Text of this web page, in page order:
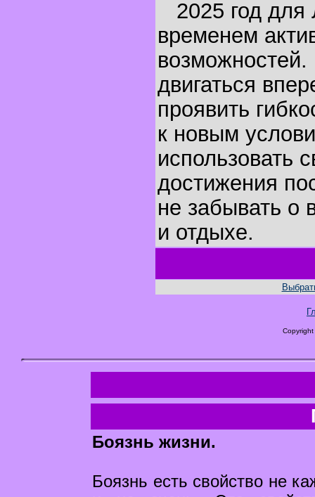
2025 год для
временем
двигаться
проявить
к новым
использовать
достижения
не забывать о
и отдыхе.
Боязнь жизни.
Боязнь есть свойство не